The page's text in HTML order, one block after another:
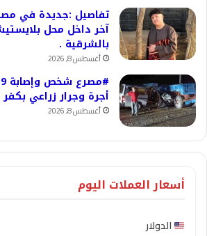
تفاصيل :جديدة في
آخر داخل محل
بالشرقية .
أغسطس 8, 2026
أجرة وجرار زراعي
أغسطس 8, 2026
أسعار العملات اليوم
الدولار